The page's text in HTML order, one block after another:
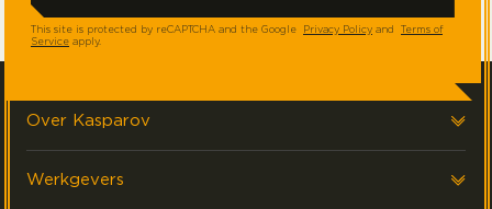
This site is protected by reCAPTCHA and the Google Privacy Policy and
Terms of
Service apply.
Over Kasparov
Over ons
Werkgevers